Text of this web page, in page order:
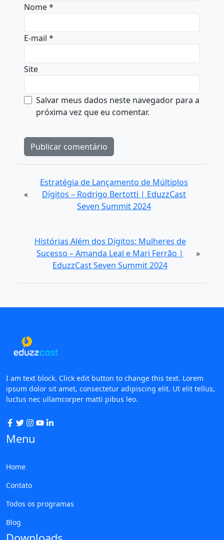
Nome*
E-mail *
Site
Salvar meus dados neste navegador para a
próxima vez que eu comentar.
«
Estratégia de Lançamento de Múltiplos
Dígitos – Rodrigo Bertotti | EduzzCast
Seven Summit 2024
Histórias Além dos Dígitos: Mulheres de
Sucesso – Amanda Leal e Mari Ferrão |
EduzzCast Seven Summit 2024
»
I am text block. Click edit button to change this text. Lorem
ipsum dolor sit amet, consectetur adipiscing elit. Ut elit tellus,
luctus nec ullamcorper matti pibus leo.
Menu
Home
Contato
Todos os programas
Blog